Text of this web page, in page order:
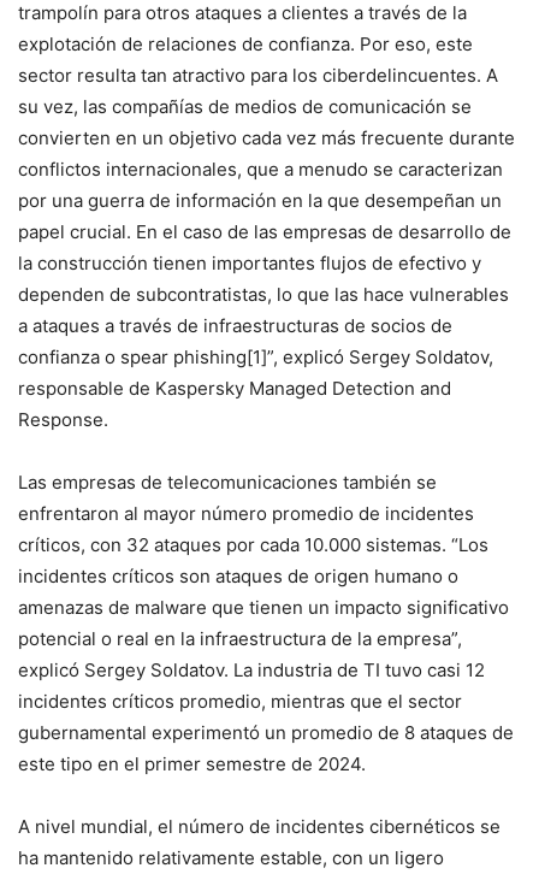
trampolín para otros ataques a clientes a través de la
explotación de relaciones de confianza. Por eso, este
sector resulta tan atractivo para los ciberdelincuentes. A
su vez, las compañías de medios de comunicación se
convierten en un objetivo cada vez más frecuente durante
conflictos internacionales, que a menudo se caracterizan
por una guerra de información en la que desempeñan un
papel crucial. En el caso de las empresas de desarrollo de
la construcción tienen importantes flujos de efectivo y
dependen de subcontratistas, lo que las hace vulnerables
a ataques a través de infraestructuras de socios de
confianza o spear phishing[1]”, explicó Sergey Soldatov,
responsable de Kaspersky Managed Detection and
Response.
Las empresas de telecomunicaciones también se
enfrentaron al mayor número promedio de incidentes
críticos, con 32 ataques por cada 10.000 sistemas. “Los
incidentes críticos son ataques de origen humano o
amenazas de malware que tienen un impacto significativo
potencial o real en la infraestructura de la empresa”,
explicó Sergey Soldatov. La industria de TI tuvo casi 12
incidentes críticos promedio, mientras que el sector
gubernamental experimentó un promedio de 8 ataques de
este tipo en el primer semestre de 2024.
A nivel mundial, el número de incidentes cibernéticos se
ha mantenido relativamente estable, con un ligero